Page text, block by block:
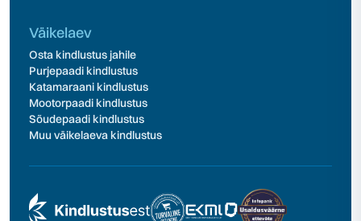
Väikelaev
Osta kindlustus jahile
Purjepaadi kindlustus
Katamaraani kindlustus
Mootorpaadi kindlustus
Sõudepaadi kindlustus
Muu väikelaeva kindlustus